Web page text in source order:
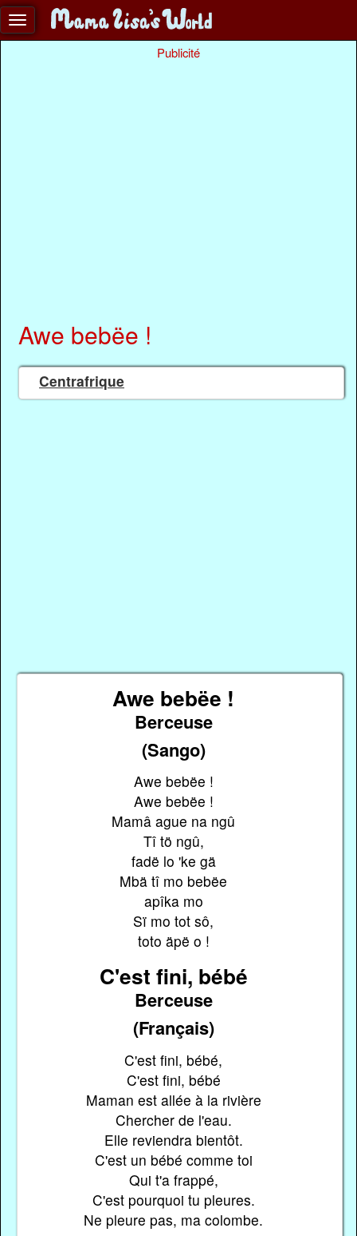
Publicité
Awe bebëe !
Centrafrique
Awe bebëe !
Berceuse
(Sango)
Awe bebëe !
Awe bebëe !
Mamâ ague na ngû
Tî tö ngû,
fadë lo 'ke gä
Mbä tî mo bebëe
apîka mo
Sï mo tot sô,
toto äpë o !
C'est fini, bébé
Berceuse
(Français)
C'est fini, bébé,
C'est fini, bébé
Maman est allée à la rivière
Chercher de l'eau.
Elle reviendra bientôt.
C'est un bébé comme toi
Qui t'a frappé,
C'est pourquoi tu pleures.
Ne pleure pas, ma colombe.